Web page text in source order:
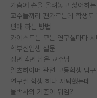
가슴에 손을 올려놓고 싫어하
교수들끼리 편가르는데 학생도
편애 하는 방법
카이스트는 모든 연구실마다
학부신입생 질문
정년 4년 남은 교수님
알츠하이머 관련 고등학생 탐
연구실 학생 하나 자퇴했는데
물박사의 기준이 뭐임?